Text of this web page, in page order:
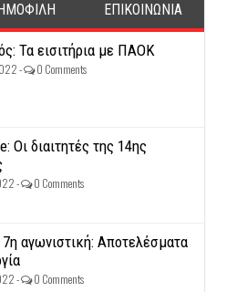
ΕΠΙΚΟΙΝΩΝΙΑ
Τα εισιτήρια με ΠΑΟΚ
- 0 Comments
Οι διαιτητές της 14ης
- 0 Comments
7η αγωνιστική: Αποτελέσματα
- 0 Comments